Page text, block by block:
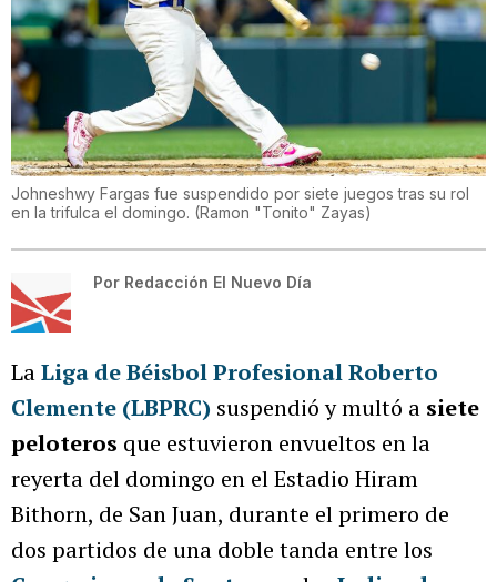
Johneshwy Fargas fue suspendido por siete juegos tras su rol
en la trifulca el domingo. (Ramon "Tonito" Zayas)
Por Redacción El Nuevo Día
LaLiga de Béisbol Profesional Roberto
Clemente (LBPRC) suspendió y multó a siete
peloteros que estuvieron envueltos en la
reyerta del domingo en el Estadio Hiram
Bithorn, de San Juan, durante el primero de
dos partidos de una doble tanda entre los